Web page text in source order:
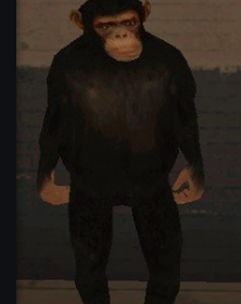
Обезьяна ( рофл-замена )